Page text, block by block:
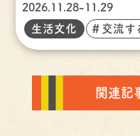
2026.11.28-11.29
生活文化 ＃交流す
関連記